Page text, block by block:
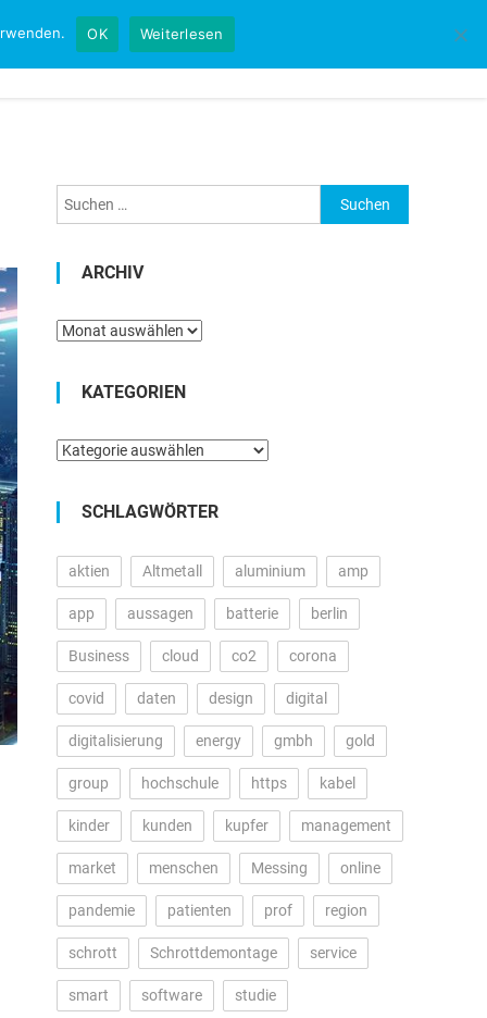
Startseite
Suchen
nach:
ARCHIV
Archiv
KATEGORIEN
Kategorien
SCHLAGWÖRTER
aktien Altmetall aluminium amp
app aussagen batterie berlin
Business cloud co2 corona
covid daten design digital
digitalisierung energy gmbh gold
group hochschule https kabel
kinder kunden kupfer management
market menschen Messing online
pandemie patienten prof region
schrott Schrottdemontage service
smart software studie
OK Weiterlesen